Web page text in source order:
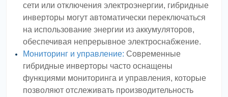
сети или отключения электроэнергии, гибридные
инверторы могут автоматически переключаться
на использование энергии из аккумуляторов,
обеспечивая непрерывное электроснабжение.
Мониторинг и управление: Современные
гибридные инверторы часто оснащены
функциями мониторинга и управления, которые
позволяют отслеживать производительность